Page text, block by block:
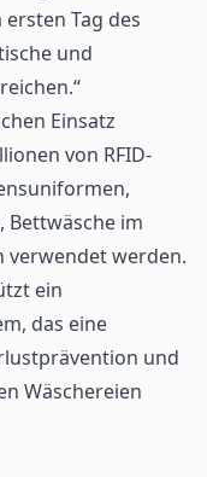
Tag des
und
Einsatz
von RFID-
Bettwäsche im
verwendet werden.
ein
das eine
und
Wäschereien